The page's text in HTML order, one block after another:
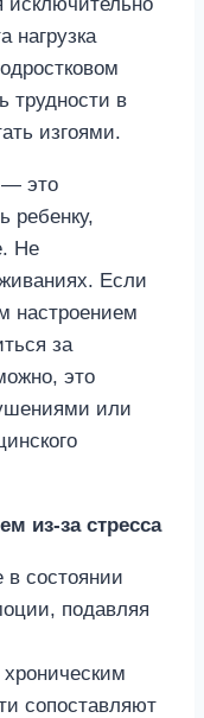
нагрузка
трудности в
изгоями.
— это
ребенку,
Не
Если
настроением
за
это
или
из-за стресса
в состоянии
подавляя
сопоставляют